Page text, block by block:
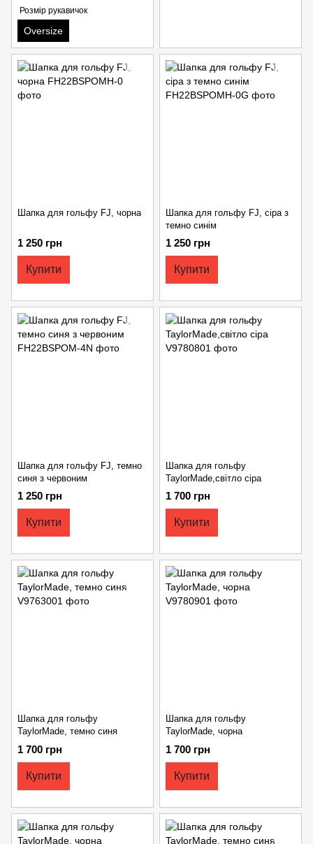
Розмір рукавичок
Oversize
Шапка для гольфу FJ, чорна
1 250 грн
Купити
Шапка для гольфу FJ, сіра з
темно синім
1 250 грн
Купити
Шапка для гольфу FJ, темно
синя з червоним
1 250 грн
Купити
Шапка для гольфу
TaylorMade,світло сіра
1 700 грн
Купити
Шапка для гольфу
TaylorMade, темно синя
1 700 грн
Купити
Шапка для гольфу
TaylorMade, чорна
1 700 грн
Купити